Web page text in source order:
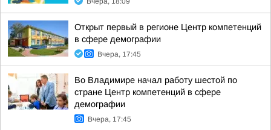
Открыт первый в регионе Центр компетенций
в сфере демографии
Вчера, 17:45
Во Владимире начал работу шестой по
стране Центр компетенций в сфере
демографии
Вчера, 17:45